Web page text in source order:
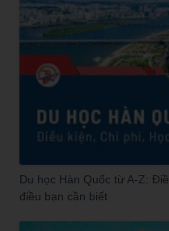
Du học Hàn Quốc từ A-Z:
điều bạn cần biết